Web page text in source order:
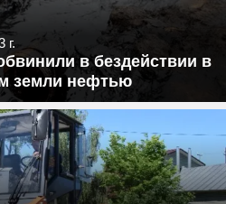
г.
в бездействии в
земли нефтью